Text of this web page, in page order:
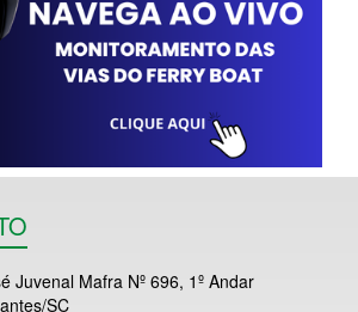
Juvenal Mafra Nº 696, 1º Andar
SC